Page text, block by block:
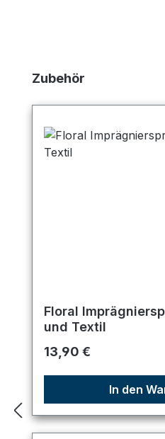
Produktgalerie überspringen
Zubehör
Floral
und Textil
Regulärer Preis:
13,90 €
In den